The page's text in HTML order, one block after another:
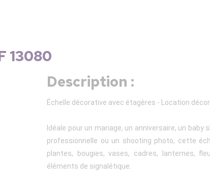
13080
Description :
Échelle décorative avec étagères - Location
Idéale pour un mariage, un anniversaire, un baby
professionnelle ou un shooting photo, cette
plantes, bougies, vases, cadres, lanternes,
éléments de signalétique.